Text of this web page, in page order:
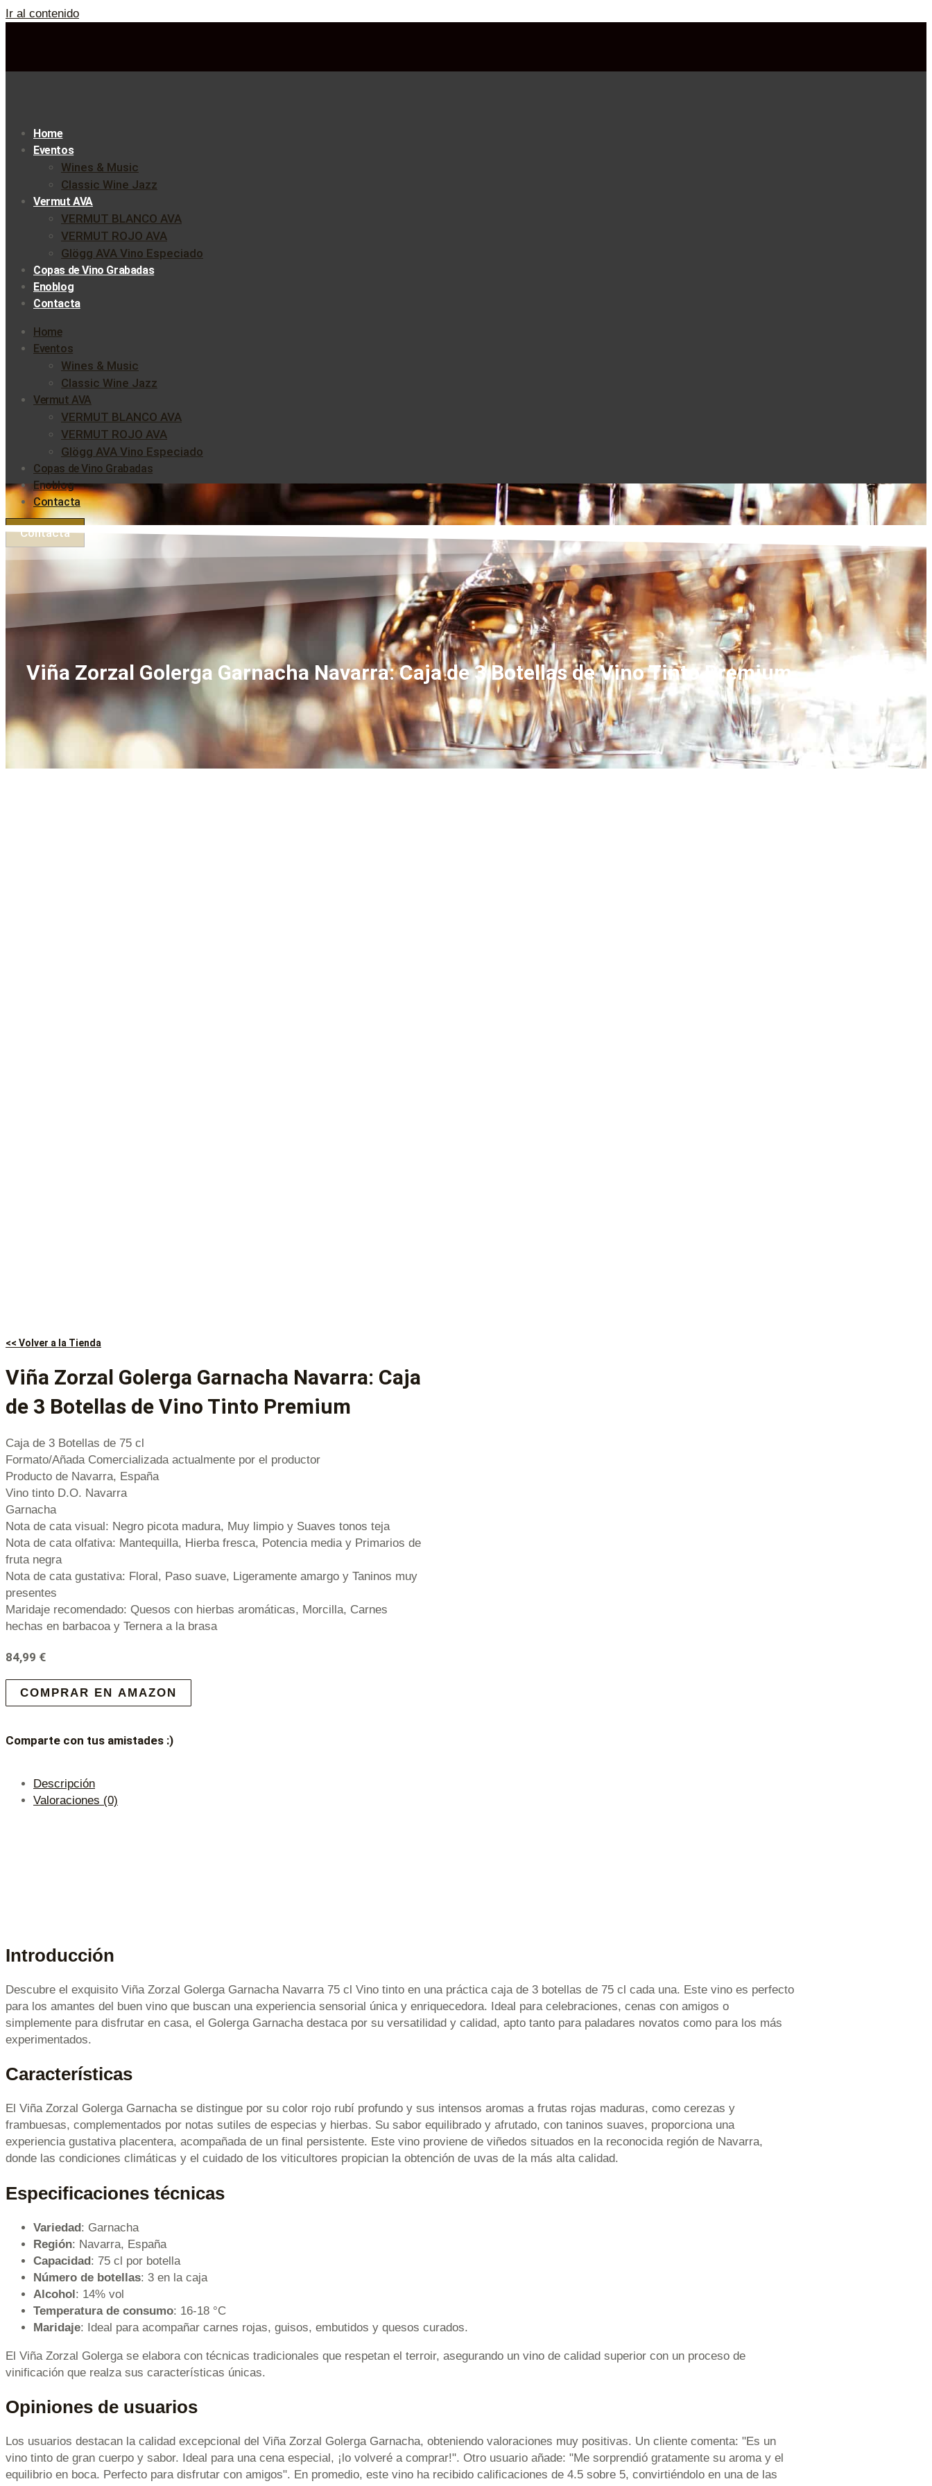
Ir al contenido
Home
Eventos
Wines & Music
Classic Wine Jazz
Vermut AVA
VERMUT BLANCO AVA
VERMUT ROJO AVA
Glögg AVA Vino Especiado
Copas de Vino Grabadas
Enoblog
Contacta
Home
Eventos
Wines & Music
Classic Wine Jazz
Vermut AVA
VERMUT BLANCO AVA
VERMUT ROJO AVA
Glögg AVA Vino Especiado
Copas de Vino Grabadas
Enoblog
Contacta
Contacta
Viña Zorzal Golerga Garnacha Navarra: Caja de 3 Botellas de Vino Tinto Premium
<< Volver a la Tienda
Viña Zorzal Golerga Garnacha Navarra: Caja
de 3 Botellas de Vino Tinto Premium
Caja de 3 Botellas de 75 cl
Formato/Añada Comercializada actualmente por el productor
Producto de Navarra, España
Vino tinto D.O. Navarra
Garnacha
Nota de cata visual: Negro picota madura, Muy limpio y Suaves tonos teja
Nota de cata olfativa: Mantequilla, Hierba fresca, Potencia media y Primarios de
fruta negra
Nota de cata gustativa: Floral, Paso suave, Ligeramente amargo y Taninos muy
presentes
Maridaje recomendado: Quesos con hierbas aromáticas, Morcilla, Carnes
hechas en barbacoa y Ternera a la brasa
84,99 €
COMPRAR EN AMAZON
Comparte con tus amistades :)
Descripción
Valoraciones (0)
Introducción
Descubre el exquisito Viña Zorzal Golerga Garnacha Navarra 75 cl Vino tinto en una práctica caja de 3 botellas de 75 cl cada una. Este vino es perfecto
para los amantes del buen vino que buscan una experiencia sensorial única y enriquecedora. Ideal para celebraciones, cenas con amigos o
simplemente para disfrutar en casa, el Golerga Garnacha destaca por su versatilidad y calidad, apto tanto para paladares novatos como para los más
experimentados.
Características
El Viña Zorzal Golerga Garnacha se distingue por su color rojo rubí profundo y sus intensos aromas a frutas rojas maduras, como cerezas y
frambuesas, complementados por notas sutiles de especias y hierbas. Su sabor equilibrado y afrutado, con taninos suaves, proporciona una
experiencia gustativa placentera, acompañada de un final persistente. Este vino proviene de viñedos situados en la reconocida región de Navarra,
donde las condiciones climáticas y el cuidado de los viticultores propician la obtención de uvas de la más alta calidad.
Especificaciones técnicas
Variedad: Garnacha
Región: Navarra, España
Capacidad: 75 cl por botella
Número de botellas: 3 en la caja
Alcohol: 14% vol
Temperatura de consumo: 16-18 °C
Maridaje: Ideal para acompañar carnes rojas, guisos, embutidos y quesos curados.
El Viña Zorzal Golerga se elabora con técnicas tradicionales que respetan el terroir, asegurando un vino de calidad superior con un proceso de
vinificación que realza sus características únicas.
Opiniones de usuarios
Los usuarios destacan la calidad excepcional del Viña Zorzal Golerga Garnacha, obteniendo valoraciones muy positivas. Un cliente comenta: "Es un
vino tinto de gran cuerpo y sabor. Ideal para una cena especial, ¡lo volveré a comprar!". Otro usuario añade: "Me sorprendió gratamente su aroma y el
equilibrio en boca. Perfecto para disfrutar con amigos". En promedio, este vino ha recibido calificaciones de 4.5 sobre 5, convirtiéndolo en una de las